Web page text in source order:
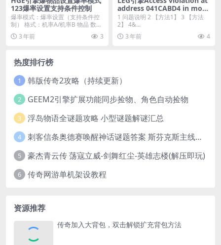
123爆率设置支持条件控制
爆率模式：爆率设置（支持条件控
制） 格式：机率A/机率B 物品 数量
变量名 检...
3 年前 3
address 041CABD4 in mod
ulc’mSystemModulc.dll’
1 问题说明 2 【方法1】 3 【方法
2】 4&...
3 年前
4
热度排行榜
1 韩版传奇2攻略（持续更新）
2 GEEM2引擎扩展功能同步捡物、角色自动捡物
3 浮岛物语全谜题攻略 小型谜题解谜汇总
4 刺客信条奥德赛唤醒神话谜题答案 斯芬克斯主线攻略
5 豪杰青云传 荡寇立威-剑舞红尘-英雄志楼(解压即玩)
6 传奇网游单机架设教程
资源推荐
传奇加入大背包，双击解锁扩充背包方法